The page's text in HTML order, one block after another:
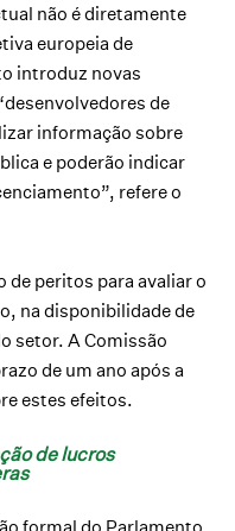
não é diretamente
europeia de
introduz novas
de
informação sobre
e poderão indicar
refere o
de peritos para avaliar o
na disponibilidade de
setor. A Comissão
de um ano após a
estes efeitos.
de lucros
formal do Parlamento